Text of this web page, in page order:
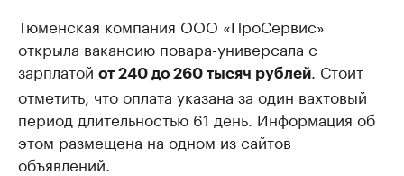
Тюменская компания ООО «ПроСервис»
открыла вакансию повара-универсала с
зарплатой от 240 до 260 тысяч рублей
. Стоит
отметить, что оплата указана за один вахтовый
период длительностью 61 день. Информация об
этом размещена на одном из сайтов
объявлений.